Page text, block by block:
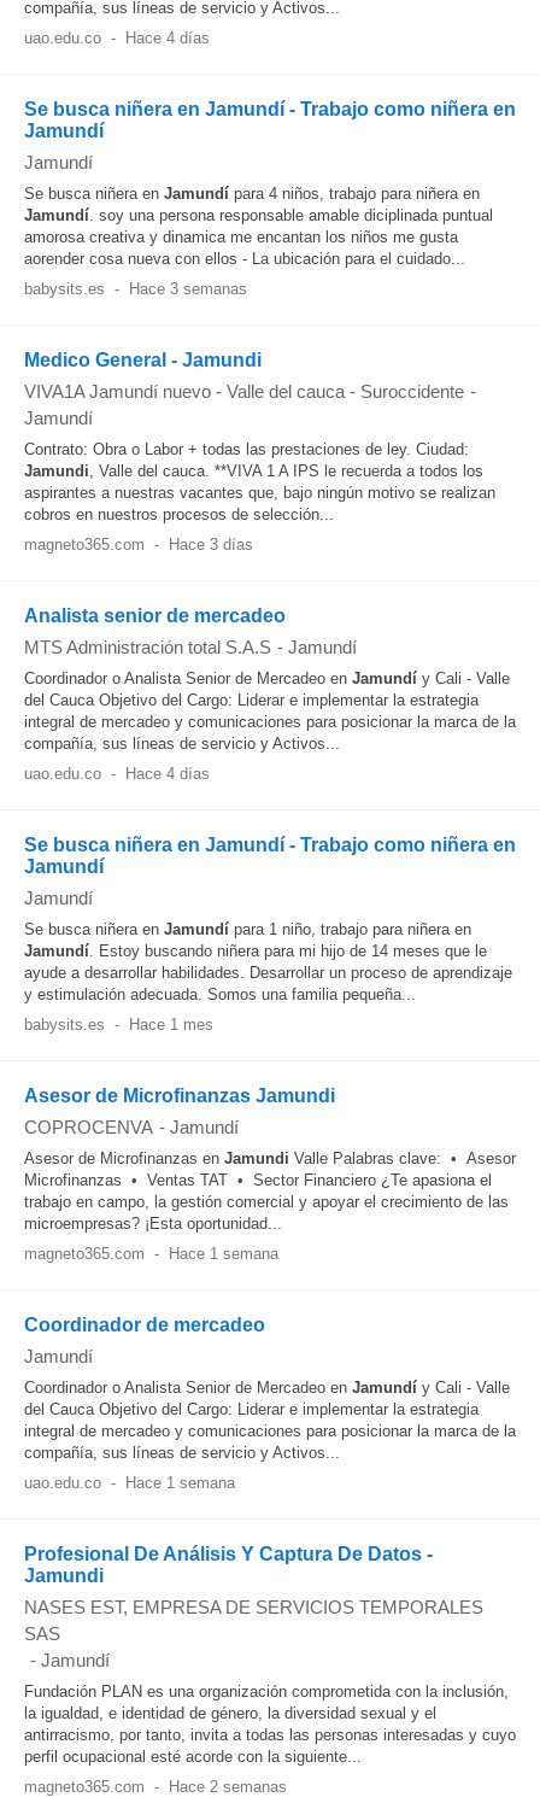
compañía, sus líneas de servicio y Activos...
uao.edu.co - Hace 4 días
Se busca niñera en Jamundí - Trabajo como niñera en
Jamundí
Jamundí
Se busca niñera en Jamundí para 4 niños, trabajo para niñera en
Jamundí. soy una persona responsable amable diciplinada puntual
amorosa creativa y dinamica me encantan los niños me gusta
aorender cosa nueva con ellos - La ubicación para el cuidado...
babysits.es - Hace 3 semanas
Medico General - Jamundi
VIVA1A Jamundí nuevo - Valle del cauca - Suroccidente -
Jamundí
Contrato: Obra o Labor + todas las prestaciones de ley. Ciudad:
Jamundi, Valle del cauca. **VIVA 1 A IPS le recuerda a todos los
aspirantes a nuestras vacantes que, bajo ningún motivo se realizan
cobros en nuestros procesos de selección...
magneto365.com - Hace 3 días
Analista senior de mercadeo
MTS Administración total S.A.S - Jamundí
Coordinador o Analista Senior de Mercadeo en Jamundí y Cali - Valle
del Cauca Objetivo del Cargo: Liderar e implementar la estrategia
integral de mercadeo y comunicaciones para posicionar la marca de la
compañía, sus líneas de servicio y Activos...
uao.edu.co - Hace 4 días
Se busca niñera en Jamundí - Trabajo como niñera en
Jamundí
Jamundí
Se busca niñera en Jamundí para 1 niño, trabajo para niñera en
Jamundí. Estoy buscando niñera para mi hijo de 14 meses que le
ayude a desarrollar habilidades. Desarrollar un proceso de aprendizaje
y estimulación adecuada. Somos una familia pequeña...
babysits.es - Hace 1 mes
Asesor de Microfinanzas Jamundi
COPROCENVA - Jamundí
Asesor de Microfinanzas en Jamundi Valle Palabras clave: • Asesor
Microfinanzas • Ventas TAT • Sector Financiero ¿Te apasiona el
trabajo en campo, la gestión comercial y apoyar el crecimiento de las
microempresas? ¡Esta oportunidad...
magneto365.com - Hace 1 semana
Coordinador de mercadeo
Jamundí
Coordinador o Analista Senior de Mercadeo en Jamundí y Cali - Valle
del Cauca Objetivo del Cargo: Liderar e implementar la estrategia
integral de mercadeo y comunicaciones para posicionar la marca de la
compañía, sus líneas de servicio y Activos...
uao.edu.co - Hace 1 semana
Profesional De Análisis Y Captura De Datos -
Jamundi
NASES EST, EMPRESA DE SERVICIOS TEMPORALES
SAS
- Jamundí
Fundación PLAN es una organización comprometida con la inclusión,
la igualdad, e identidad de género, la diversidad sexual y el
antirracismo, por tanto, invita a todas las personas interesadas y cuyo
perfil ocupacional esté acorde con la siguiente...
magneto365.com - Hace 2 semanas